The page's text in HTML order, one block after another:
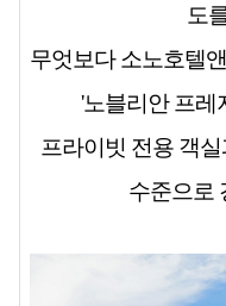
도
무엇보다소노호텔
'노블리안 프레
프라이빗 전용 객
수준으로